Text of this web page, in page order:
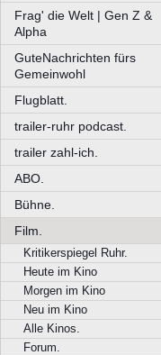
Frag' die Welt | Gen Z &
Alpha
GuteNachrichten fürs
Gemeinwohl
Flugblatt.
trailer-ruhr podcast.
trailer zahl-ich.
ABO.
Bühne.
Film.
Kritikerspiegel Ruhr.
Heute im Kino
Morgen im Kino
Neu im Kino
Alle Kinos.
Forum.